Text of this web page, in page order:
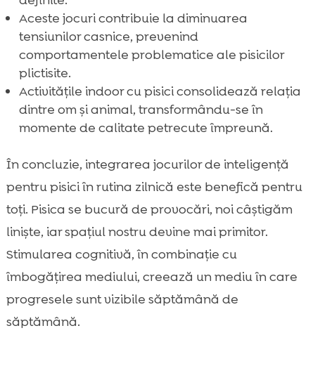
Aceste jocuri contribuie la diminuarea
tensiunilor casnice, prevenind
comportamentele problematice ale pisicilor
plictisite.
Activitățile indoor cu pisici consolidează relația
dintre om și animal, transformându-se în
momente de calitate petrecute împreună.
În concluzie, integrarea jocurilor de inteligență
pentru pisici în rutina zilnică este benefică pentru
toți. Pisica se bucură de provocări, noi câștigăm
liniște, iar spațiul nostru devine mai primitor.
Stimularea cognitivă, în combinație cu
îmbogățirea mediului, creează un mediu în care
progresele sunt vizibile săptămână de
săptămână.